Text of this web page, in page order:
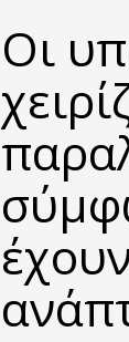
Οι